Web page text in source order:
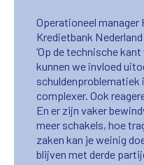
Operationeel manager
Kredietbank
‘Op de technische
kunnen we invloed
schuldenproblematiek
complexer. Ook
En er zijn vaker
meer schakels, hoe
zaken kan je weinig
blijven met derde